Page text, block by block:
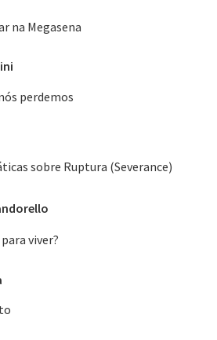
na Megasena
perdemos
sobre Ruptura (Severance)
viver?